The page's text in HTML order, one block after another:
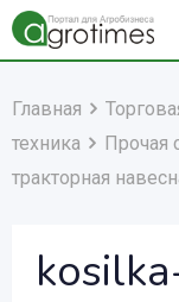
Главная
техника
Прочая
тракторная